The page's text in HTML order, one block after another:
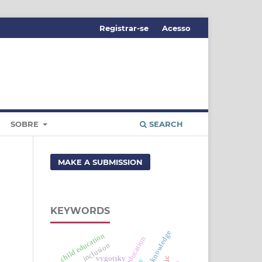
SOBRE SEARCH
Registrar-se Acesso
MAKE A SUBMISSION
KEYWORDS
child educationvygotsky
inclusion